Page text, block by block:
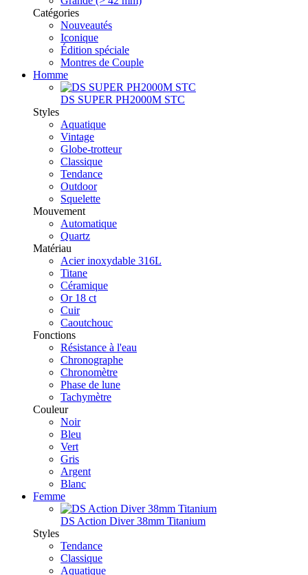
Catégories
Nouveautés
Iconique
Édition spéciale
Montres de Couple
Homme
DS SUPER PH2000M STC
Styles
Aquatique
Vintage
Globe-trotteur
Classique
Tendance
Outdoor
Squelette
Mouvement
Automatique
Quartz
Matériau
Acier inoxydable 316L
Titane
Céramique
Or 18 ct
Cuir
Caoutchouc
Fonctions
Résistance à l'eau
Chronographe
Chronomètre
Phase de lune
Tachymètre
Couleur
Noir
Bleu
Vert
Gris
Argent
Blanc
Femme
DS Action Diver 38mm Titanium
Styles
Tendance
Classique
Aquatique